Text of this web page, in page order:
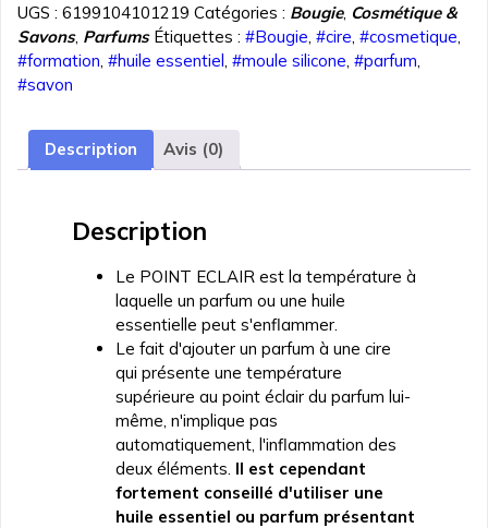
Framboise
30
ml
UGS : 6199104101219 Catégories : Bougie, Cosmétique &
Savons, Parfums Étiquettes : #Bougie #cire #cosmetique
#formation #huile essentiel #moule silicone #parfum
#savon
Description Avis (0)
Description
Le POINT ECLAIR est la température à
laquelle un parfum ou une huile
essentielle peut s'enflammer.
Le fait d'ajouter un parfum à une cire
qui présente une température
supérieure au point éclair du parfum lui-
même, n'implique pas
automatiquement, l'inflammation des
deux éléments. Il est cependant
fortement conseillé d'utiliser une
huile essentiel ou parfum présentant